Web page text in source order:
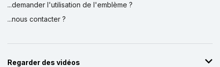
...demander l'utilisation de l'emblème ?
...nous contacter ?
Regarder des vidéos